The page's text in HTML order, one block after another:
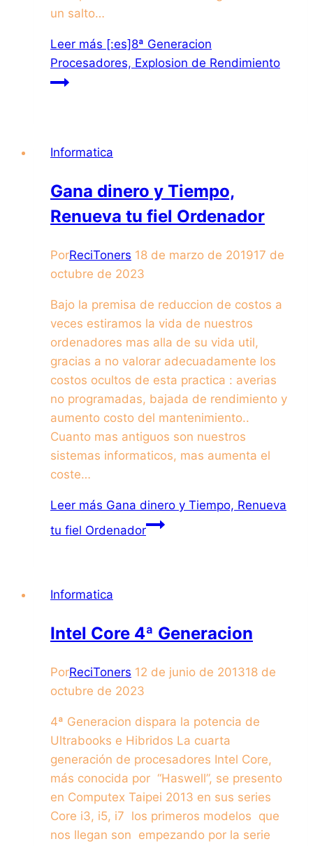
un salto…
Leer más [:es]8ª Generacion
Procesadores, Explosion de Rendimiento
Informatica
Gana dinero y Tiempo,
Renueva tu fiel Ordenador
PorReciToners 18 de marzo de 201917 de
octubre de 2023
Bajo la premisa de reduccion de costos a
veces estiramos la vida de nuestros
ordenadores mas alla de su vida util,
gracias a no valorar adecuadamente los
costos ocultos de esta practica : averias
no programadas, bajada de rendimiento y
aumento costo del mantenimiento..
Cuanto mas antiguos son nuestros
sistemas informaticos, mas aumenta el
coste…
Leer más Gana dinero y Tiempo, Renueva
tu fiel Ordenador
Informatica
Intel Core 4ª Generacion
PorReciToners 12 de junio de 201318 de
octubre de 2023
4ª Generacion dispara la potencia de
Ultrabooks e Hibridos La cuarta
generación de procesadores Intel Core,
más conocida por “Haswell”, se presento
en Computex Taipei 2013 en sus series
Core i3, i5, i7 los primeros modelos que
nos llegan son empezando por la serie